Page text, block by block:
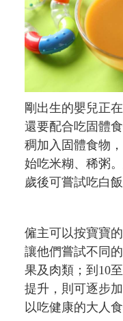
剛出生的嬰兒正
還要配合吃固體
稠加入固體食物
始吃米糊、稀粥
歲後可嘗試吃白飯
僱主可以按寶寶
讓他們嘗試不同
果及肉類；到10
提升，則可逐步
以吃健康的大人食